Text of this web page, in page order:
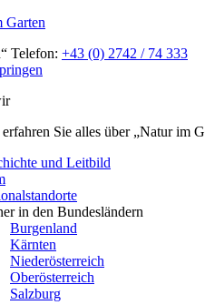
Telefon: +43 (0) 2742 / 74 333
Sie alles über „Natur im
und Leitbild
in den Bundesländern
Burgenland
Kärnten
Niederösterreich
Oberösterreich
Salzburg